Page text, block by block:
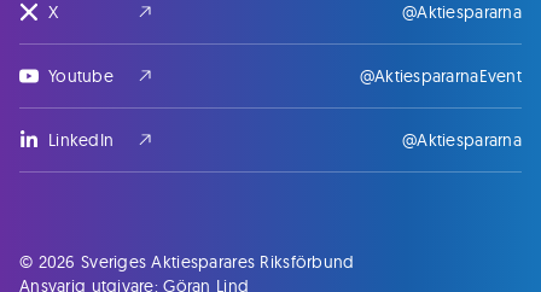
X @Aktiespararna
Youtube @AktiespararnaEvent
LinkedIn @Aktiespararna
© 2026 Sveriges Aktiesparares Riksförbund
Ansvarig utgivare: Göran Lind